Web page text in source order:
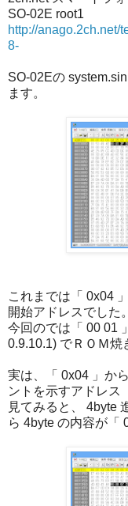
SO-02E root1
http://anago.2ch.net/
8-
SO-02Eの
ます。
これまでは「 0x04
開始アドレスでした。
今回のでは「 00 01
0.9.10.1) でＲＯＭ焼
実は、「 0x04 」か
ントを示すアドレス
見てみると、 4byte
ら 4byte の内容が「